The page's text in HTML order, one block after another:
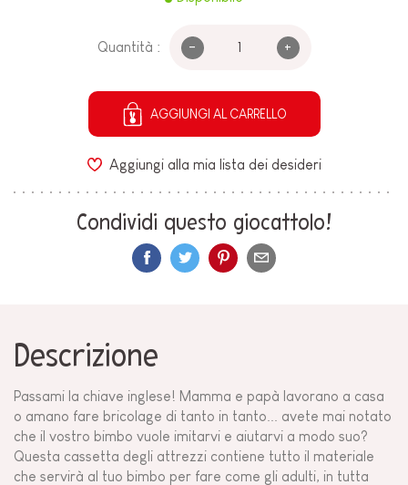
Quantità : - +
AGGIUNGI AL CARRELLO
Aggiungi alla mia lista dei desideri
Condividi questo giocattolo!
Descrizione
Passami la chiave inglese! Mamma e papà lavorano a casa
o amano fare bricolage di tanto in tanto... avete mai notato
che il vostro bimbo vuole imitarvi e aiutarvi a modo suo?
Questa cassetta degli attrezzi contiene tutto il materiale
che servirà al tuo bimbo per fare come gli adulti, in tutta